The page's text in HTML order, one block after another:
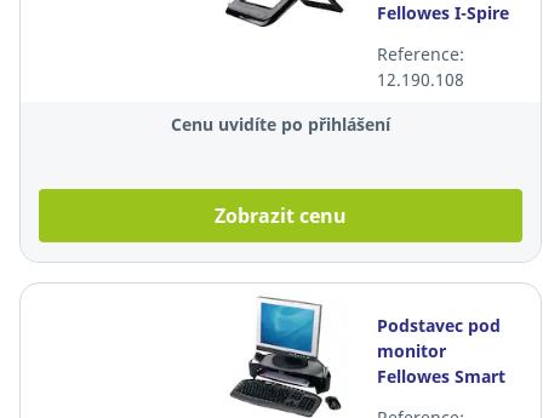
Fellowes I-Spire
nastavitelný
Reference:
12.190.108
Cenu uvidíte po přihlášení
Zobrazit cenu
Podstavec pod
monitor
Fellowes Smart